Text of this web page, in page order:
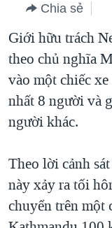
hướng
chính
Đi
tới
"Tìm"
DIỄN ĐÀN
MỤC
TỰ DO BÁO CHÍ
VẠCH TRẦN TIN
NGƯỜI VIỆT HẢI
KINH TẾ
KHOA HỌC
SỨC KHOẺ
CHUYÊN ĐỀ
CHIẾN TRANH
TẠI
HÀNH TRÌNH BẦU
GIẢI MÃ VÀNH
NGÀY TỊ NẠN
HỌC TIẾNG ANH
VIDEO
MẠNG XÃ HỘI
Chia sẻ
Giới hữu trách
theo chủ nghĩa
vào một chiếc
nhất 8 người và
người khác.
Theo lời cảnh
này xảy ra tối
chuyển trên một